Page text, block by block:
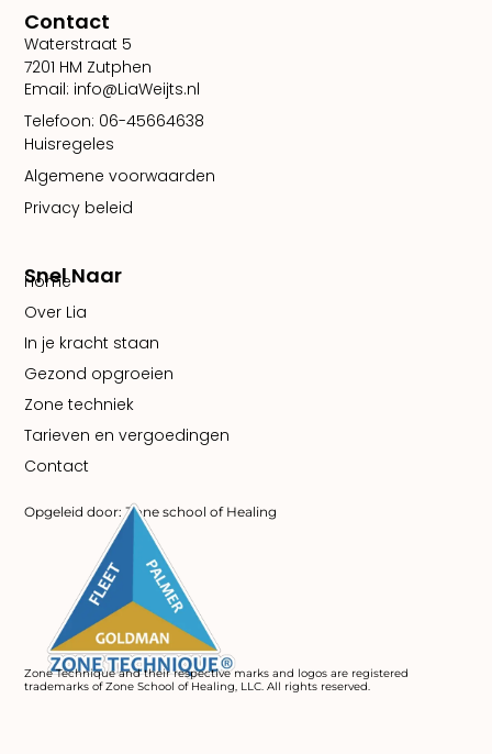
Snel Naar
Home
Over Lia
In je kracht staan
Gezond opgroeien
Zone techniek
Tarieven en vergoedingen
Contact
Opgeleid door: Zone school of Healing
Zone Technique and their respective marks and logos are registered
trademarks of Zone School of Healing, LLC. All rights reserved.
Contact
Waterstraat 5
7201 HM Zutphen
Email: info@LiaWeijts.nl
Telefoon: 06-45664638
Huisregeles
Algemene voorwaarden
Privacy beleid